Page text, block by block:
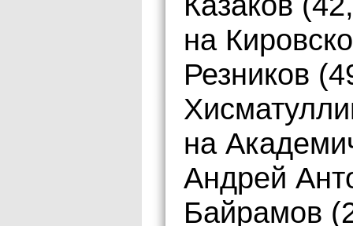
на
Резников
на
Андрей
Байрамов